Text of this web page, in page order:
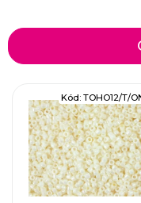
z
Kód: TOHO12/T/